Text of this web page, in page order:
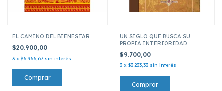
EL CAMINO DEL BIENESTAR
$20.900,00
3 x $6.966,67 sin interés
UN SIGLO QUE BUSCA SU
PROPIA INTERIORIDAD
$9.700,00
3 x $3.233,33 sin interés